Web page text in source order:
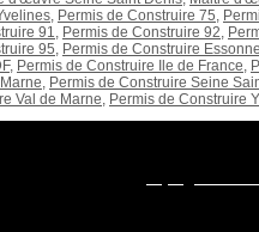
, Permis de Construire 75,
91, Permis de Construire 92,
95, Permis de Construire Essonne
, Permis de Construire Ile de France,
, Permis de Construire Seine
Val de Marne, Permis de Construire